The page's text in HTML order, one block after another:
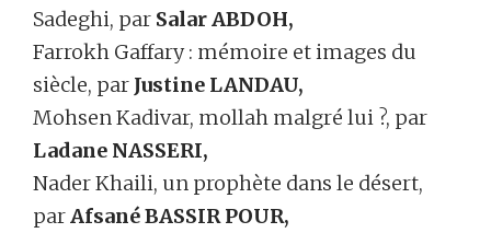
Sadeghi, par Salar ABDOH,
Farrokh Gaffary : mémoire et images du
siècle, par Justine LANDAU,
Mohsen Kadivar, mollah malgré lui ?, par
Ladane NASSERI,
Nader Khaili, un prophète dans le désert,
parAfsané BASSIR POUR,